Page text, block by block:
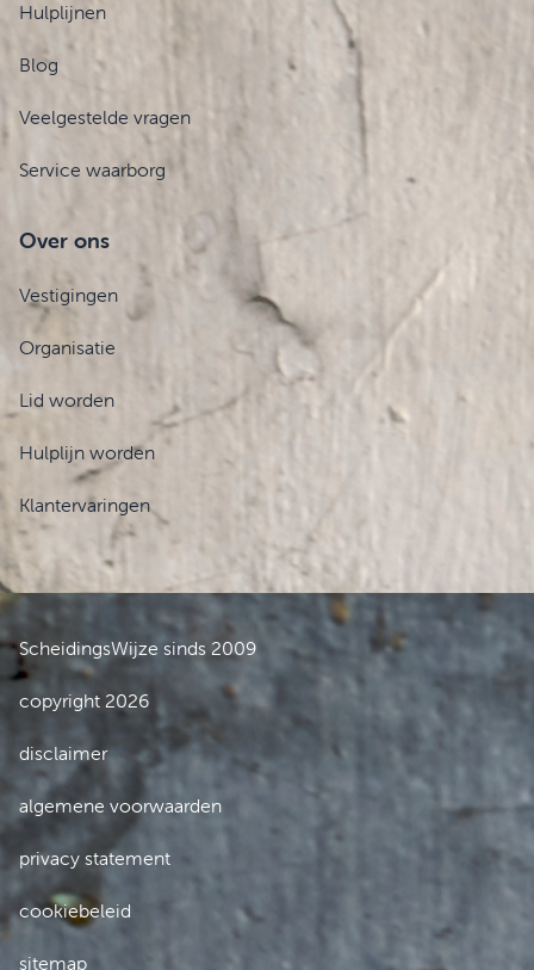
Hulplijnen
Blog
Veelgestelde vragen
Service waarborg
Over ons
Vestigingen
Organisatie
Lid worden
Hulplijn worden
Klantervaringen
ScheidingsWijze sinds 2009
copyright 2026
disclaimer
algemene voorwaarden
privacy statement
cookiebeleid
sitemap